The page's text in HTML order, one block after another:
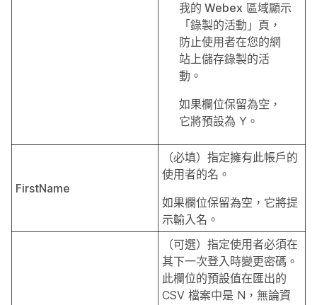
我的 Webex 區域顯示
「錄製的活動」頁，
防止使用者在您的網
站上儲存錄製的活
動。
如果欄位保留為空，
它將預設為 Y。
FirstName
（必填）指定擁有此帳戶的
使用者的名。
如果欄位保留為空，它將提
示輸入名。
（可選）指定使用者必須在
其下一次登入時變更密碼。
此欄位的預設值在匯出的
CSV 檔案中是 N，無論資